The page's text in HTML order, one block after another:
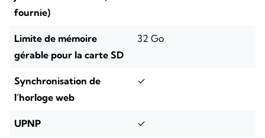
fournie)
Limite de mémoire
gérable pour la carte SD
32 Go
Synchronisation de
l’horloge web
✓
UPNP ✓